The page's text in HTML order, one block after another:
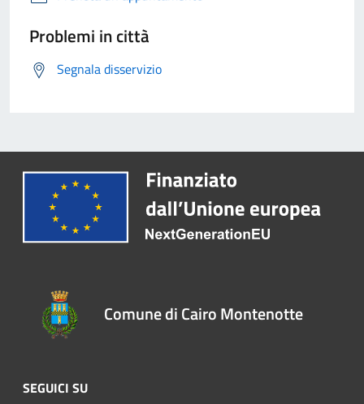
Problemi in città
Segnala disservizio
Comune di Cairo Montenotte
SEGUICI SU